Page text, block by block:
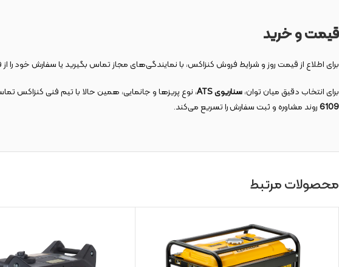
قیمت و خرید
برای اطلاع از قیمت روز و شرایط فروش کنزاکس، با نمایندگی‌های مجاز تماس بگیرید یا سفارش خود را
برای انتخاب دقیق میان توان،سناریوی ATS ، نوع پریزها و جانمایی، همین حالا با تیم فنی کنزاکس
6109روند مشاوره و ثبت سفارش را تسریع می‌کند.
محصولات مرتبط